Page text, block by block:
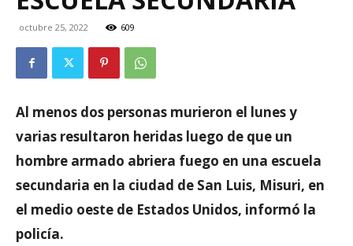
octubre 25, 2022 609
Al menos dos personas murieron el lunes y
varias resultaron heridas luego de que un
hombre armado abriera fuego en una escuela
secundaria en la ciudad de San Luis, Misuri, en
el medio oeste de Estados Unidos, informó la
policía.